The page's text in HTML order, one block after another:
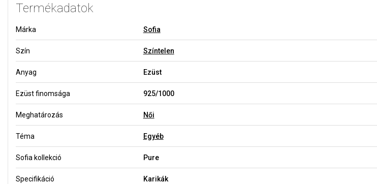
Termékadatok
Márka Sofia
Szín Színtelen
Anyag Ezüst
Ezüst finomsága 925/1000
Meghatározás Női
Téma Egyéb
Sofia kollekció Pure
Specifikáció Karikák